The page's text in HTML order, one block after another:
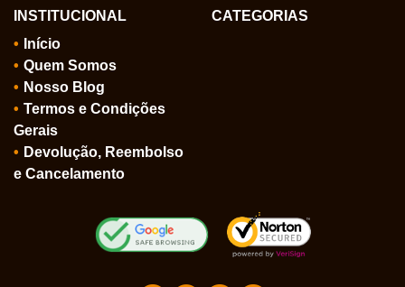
INSTITUCIONAL
Início
Quem Somos
Nosso Blog
Termos e Condições
Gerais
Devolução, Reembolso
e Cancelamento
CATEGORIAS